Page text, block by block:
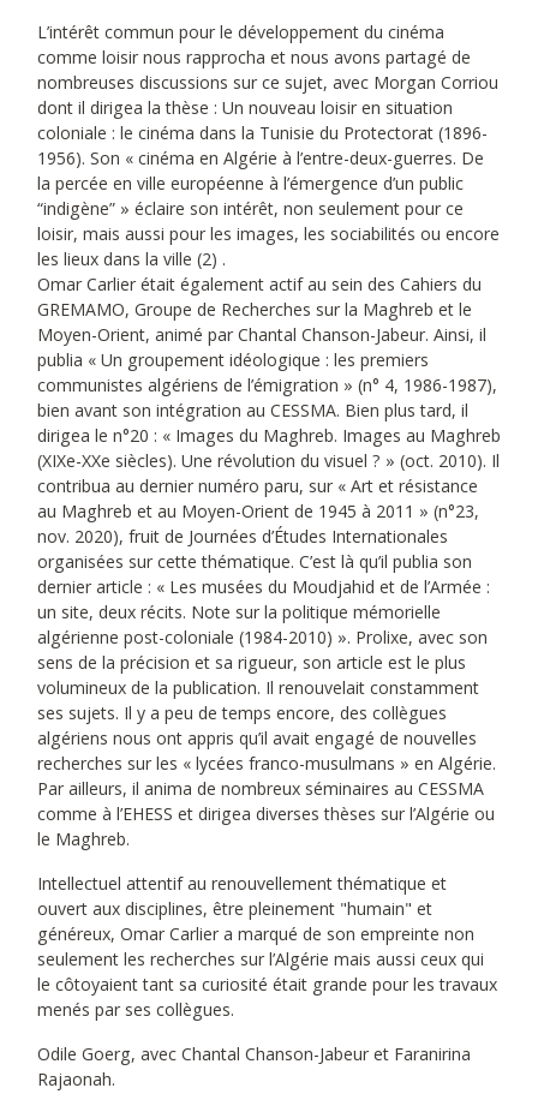
L’intérêt commun pour le développement du cinéma
comme loisir nous rapprocha et nous avons partagé de
nombreuses discussions sur ce sujet, avec Morgan Corriou
dont il dirigea la thèse : Un nouveau loisir en situation
coloniale : le cinéma dans la Tunisie du Protectorat (1896-
1956). Son « cinéma en Algérie à l’entre-deux-guerres. De
la percée en ville européenne à l’émergence d’un public
“indigène” » éclaire son intérêt, non seulement pour ce
loisir, mais aussi pour les images, les sociabilités ou encore
les lieux dans la ville (2) .
Omar Carlier était également actif au sein des Cahiers du
GREMAMO, Groupe de Recherches sur la Maghreb et le
Moyen-Orient, animé par Chantal Chanson-Jabeur. Ainsi, il
publia « Un groupement idéologique : les premiers
communistes algériens de l’émigration » (n° 4, 1986-1987),
bien avant son intégration au CESSMA. Bien plus tard, il
dirigea le n°20 : « Images du Maghreb. Images au Maghreb
(XIXe-XXe siècles). Une révolution du visuel ? » (oct. 2010). Il
contribua au dernier numéro paru, sur « Art et résistance
au Maghreb et au Moyen-Orient de 1945 à 2011 » (n°23,
nov. 2020), fruit de Journées d’Études Internationales
organisées sur cette thématique. C’est là qu’il publia son
dernier article : « Les musées du Moudjahid et de l’Armée :
un site, deux récits. Note sur la politique mémorielle
algérienne post-coloniale (1984-2010) ». Prolixe, avec son
sens de la précision et sa rigueur, son article est le plus
volumineux de la publication. Il renouvelait constamment
ses sujets. Il y a peu de temps encore, des collègues
algériens nous ont appris qu’il avait engagé de nouvelles
recherches sur les « lycées franco-musulmans » en Algérie.
Par ailleurs, il anima de nombreux séminaires au CESSMA
comme à l’EHESS et dirigea diverses thèses sur l’Algérie ou
le Maghreb.
Intellectuel attentif au renouvellement thématique et
ouvert aux disciplines, être pleinement "humain" et
généreux, Omar Carlier a marqué de son empreinte non
seulement les recherches sur l’Algérie mais aussi ceux qui
le côtoyaient tant sa curiosité était grande pour les travaux
menés par ses collègues.
Odile Goerg, avec Chantal Chanson-Jabeur et Faranirina
Rajaonah.